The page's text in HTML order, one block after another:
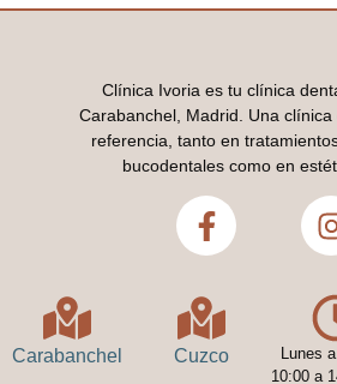
Clínica Ivoria es tu clínica
Carabanchel, Madrid. Una
referencia, tanto en
bucodentales como en
Carabanchel Cuzco
Lunes
10:00 a